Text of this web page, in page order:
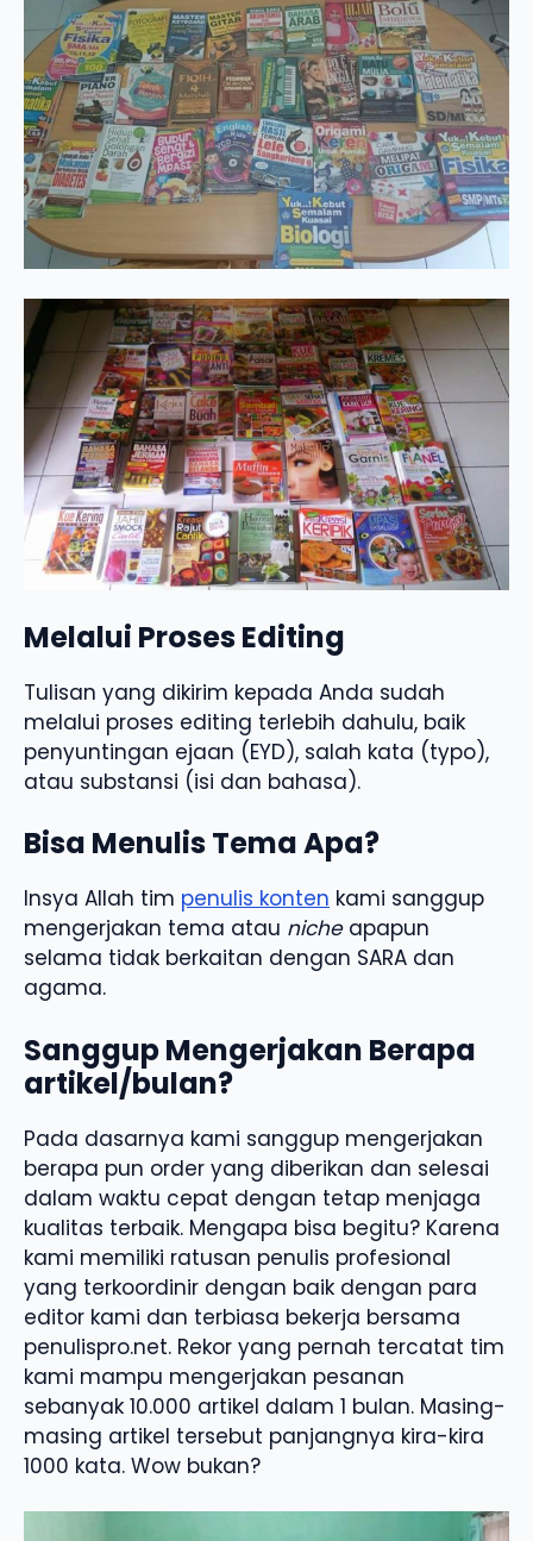
Melalui Proses Editing
Tulisan yang dikirim kepada Anda sudah
melalui proses editing terlebih dahulu, baik
penyuntingan ejaan (EYD), salah kata (typo),
atau substansi (isi dan bahasa).
Bisa Menulis Tema Apa?
Insya Allah tim penulis konten kami sanggup
mengerjakan tema atau nicheapapun
selama tidak berkaitan dengan SARA dan
agama.
Sanggup Mengerjakan Berapa
artikel/bulan?
Pada dasarnya kami sanggup mengerjakan
berapa pun order yang diberikan dan selesai
dalam waktu cepat dengan tetap menjaga
kualitas terbaik. Mengapa bisa begitu? Karena
kami memiliki ratusan penulis profesional
yang terkoordinir dengan baik dengan para
editor kami dan terbiasa bekerja bersama
penulispro.net. Rekor yang pernah tercatat tim
kami mampu mengerjakan pesanan
sebanyak 10.000 artikel dalam 1 bulan. Masing-
masing artikel tersebut panjangnya kira-kira
1000 kata. Wow bukan?